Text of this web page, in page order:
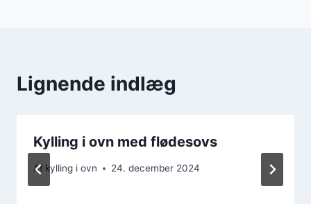
Lignende indlæg
Kylling i ovn med flødesovs
Af kylling i ovn 24. december 2024